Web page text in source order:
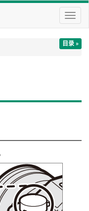
切
换
航
目录 »